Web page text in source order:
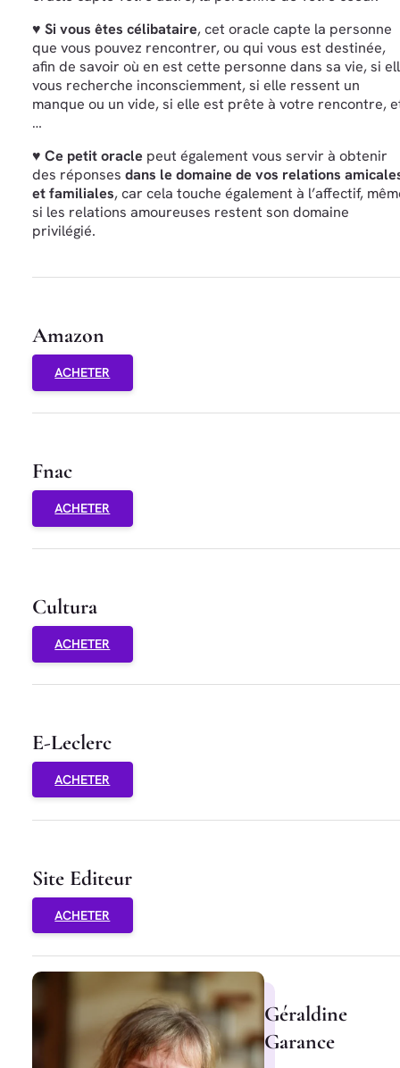
♥ Si vous êtes célibataire, cet oracle capte la personne
que vous pouvez rencontrer, ou qui vous est destinée,
afin de savoir où en est cette personne dans sa vie, si
vous recherche inconsciemment, si elle ressent un
manque ou un vide, si elle est prête à votre rencontre,
…
♥ Ce petit oracle peut également vous servir à obtenir
des réponses dans le domaine de vos relations
et familiales, car cela touche également à l’affectif,
si les relations amoureuses restent son domaine
privilégié.
Amazon
ACHETER
Fnac
ACHETER
Cultura
ACHETER
E-Leclerc
ACHETER
Site Editeur
ACHETER
Géraldine
Garance